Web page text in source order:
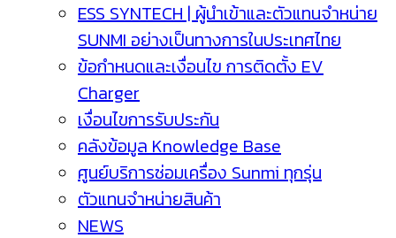
ESS SYNTECH | ผู้นำเข้าและตัวแทนจำหน่าย
SUNMI อย่างเป็นทางการในประเทศไทย
ข้อกำหนดและเงื่อนไข การติดตั้ง EV
Charger
เงื่อนไขการรับประกัน
คลังข้อมูล Knowledge Base
ศูนย์บริการซ่อมเครื่อง Sunmi ทุกรุ่น
ตัวแทนจำหน่ายสินค้า
NEWS